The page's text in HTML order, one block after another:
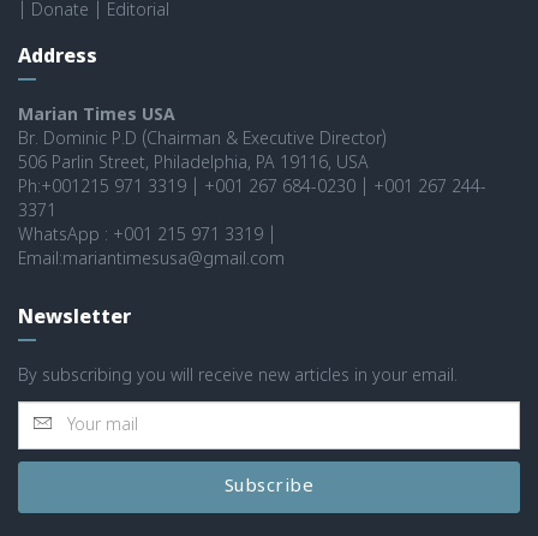
Donate Editorial
Address
Marian Times USA
Br. Dominic P.D (Chairman & Executive Director)
506 Parlin Street, Philadelphia, PA 19116, USA
Ph:+001215 971 3319 | +001 267 684-0230 | +001 267 244-
3371
WhatsApp : +001 215 971 3319 |
Email:mariantimesusa@gmail.com
Newsletter
By subscribing you will receive new articles in your email.
Subscribe